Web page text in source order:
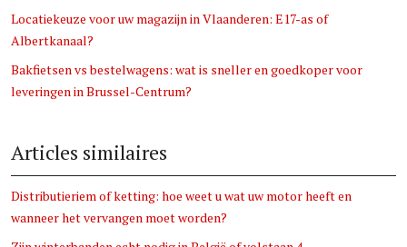
Locatiekeuze voor uw magazijn in Vlaanderen: E17-as of
Albertkanaal?
Bakfietsen vs bestelwagens: wat is sneller en goedkoper voor
leveringen in Brussel-Centrum?
Articles similaires
Distributieriem of ketting: hoe weet u wat uw motor heeft en
wanneer het vervangen moet worden?